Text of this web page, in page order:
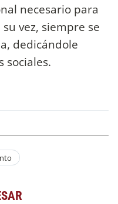
necesario para
vez, siempre se
dedicándole
sociales.